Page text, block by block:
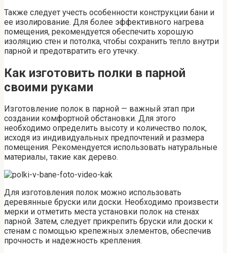
Также следует учесть особенности конструкции бани и
ее изолирование. Для более эффективного нагрева
помещения, рекомендуется обеспечить хорошую
изоляцию стен и потолка, чтобы сохранить тепло внутри
парной и предотвратить его утечку.
Как изготовить полки в парной
своими руками
Изготовление полок в парной — важный этап при
создании комфортной обстановки. Для этого
необходимо определить высоту и количество полок,
исходя из индивидуальных предпочтений и размера
помещения. Рекомендуется использовать натуральные
материалы, такие как дерево.
Для изготовления полок можно использовать
деревянные бруски или доски. Необходимо произвести
мерки и отметить места установки полок на стенах
парной. Затем, следует прикрепить бруски или доски к
стенам с помощью крепежных элементов, обеспечив
прочность и надежность крепления.